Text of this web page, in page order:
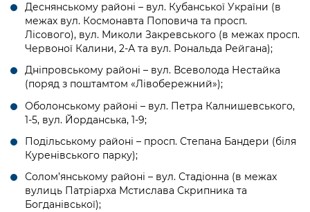
Деснянському районі – вул. Кубанської України (в
межах вул. Космонавта Поповича та просп.
Лісового), вул. Миколи Закревського (в межах просп.
Червоної Калини, 2-А та вул. Рональда Рейгана);
Дніпровському районі – вул. Всеволода Нестайка
(поряд з поштамтом «Лівобережний»);
Оболонському районі – вул. Петра Калнишевського,
1-5, вул. Йорданська, 1-9;
Подільському районі – просп. Степана Бандери (біля
Куренівського парку);
Солом’янському районі – вул. Стадіонна (в межах
вулиць Патріарха Мстислава Скрипника та
Богданівської);